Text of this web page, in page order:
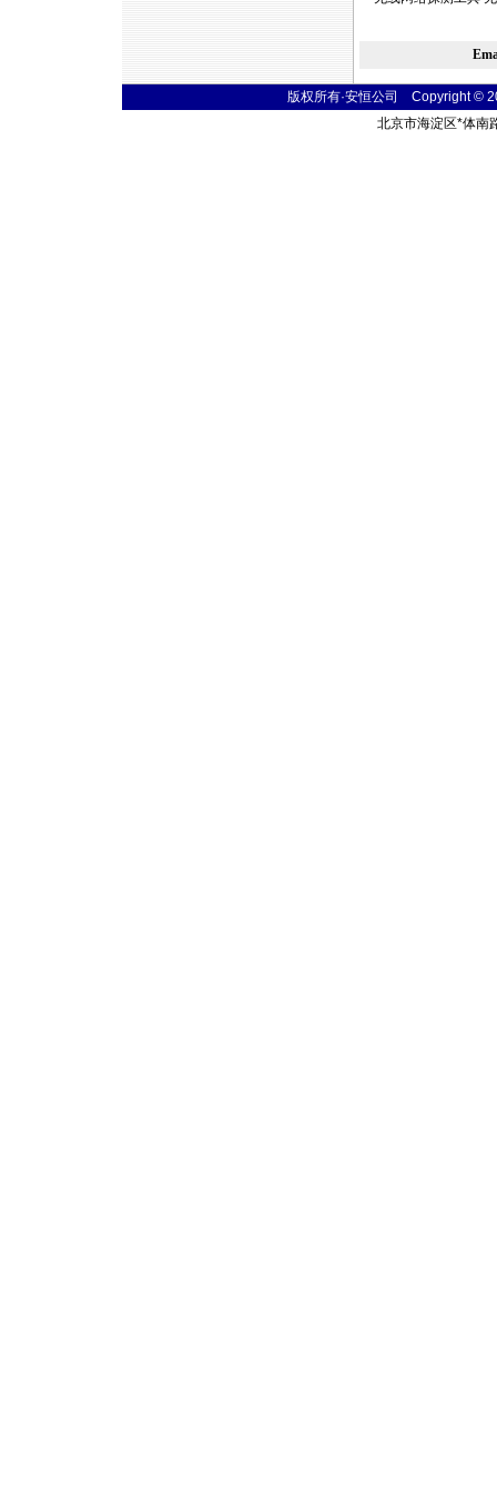
版权所有·安恒公司 Copyright ©
北京市海淀区*体南